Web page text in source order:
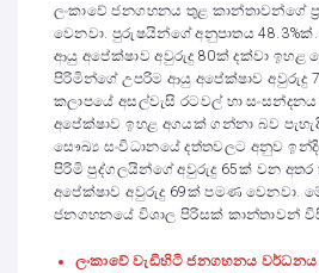
ලංකාවේ ජනගහනය තුළ කාන්තාවන්ගේ
වෙනවා. පුරුෂයින්ගේ අනුපාතය
ආයු අපේක්ෂාව අවුරුදු 80ක් දක්වා ඉහළ
පිරිමින්ගේ උපරිම ආයු අපේක්ෂාව අවුරුදු
කලාපයේ අසල්වැසි රටවල් හා
අපේක්ෂාව ඉහළ අගයක් ගන්නා බව
සෞඛ්‍ය සංවිධානයේ දත්තවලට අනුව
පිරිමි පුද්ගලයින්ගේ අවුරුදු 65ක් වන
අපේක්ෂාව අවුරුදු 69ක් පමණ වෙනවා.
ජනගහනයේ විශාල පිරිසක් කාන්තාවන්
ලංකාවේ වැඩිහිටි ජනගහනය වර්ධනය